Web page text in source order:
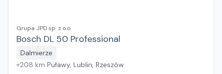
Grupa JPD sp. z o.o.
Bosch DL 50 Professional
Dalmierze
+208 km Puławy, Lublin, Rzeszów